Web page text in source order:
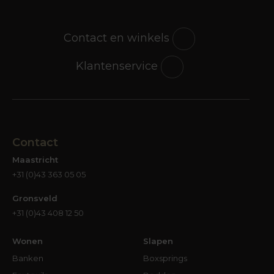
materiaalopties stel je bovendien eenvoudig een
meubel samen dat past bij jouw persoonlijke
Eindeloos combineren en
personaliseren
zijn verkrijgbaar in verschillende opstellingen,
stoffen, kleuren en afwerkingen. Zo creëer je een
meubel dat volledig aansluit bij jouw interieur en
Wonen
Contact en winkels
Klantenservice
Contact
Maastricht
+31 (0)43 363 05 05
Gronsveld
+31 (0)43 408 12 50
Wonen
Banken
Slapen
Boxsprings